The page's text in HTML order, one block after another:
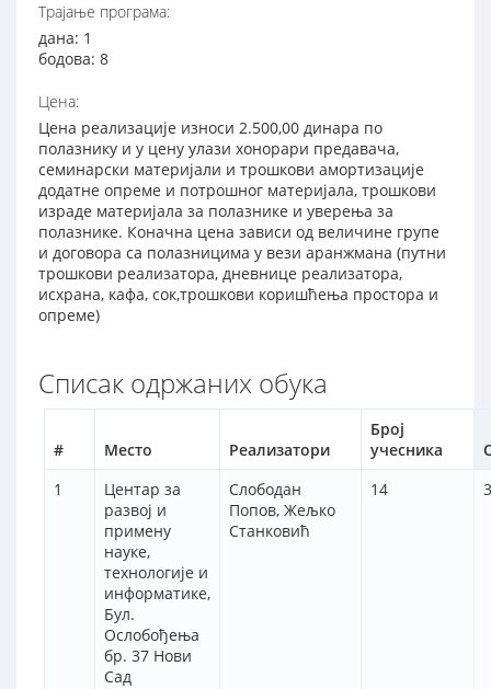
Трајање програма:
дана: 1
бодова: 8
Цена:
Цена реализације износи 2.500,00 динара по
полазнику и у цену улази хонорари предавача,
семинарски материјали и трошкови амортизације
додатне опреме и потрошног материјала, трошкови
израде материјала за полазнике и уверења за
полазнике. Коначна цена зависи од величине групе
и договора са полазницима у вези аранжмана (путни
трошкови реализатора, дневнице реализатора,
исхрана, кафа, сок,трошкови коришћења простора и
опреме)
Списак одржаних обука
# Место Реализатори
Број
учесника
1
Центар за
развој и
примену
науке,
технологије и
информатике,
Бул.
Ослобођења
бр. 37 Нови
Сад
Слободан
Попов, Жељко
Станковић
14